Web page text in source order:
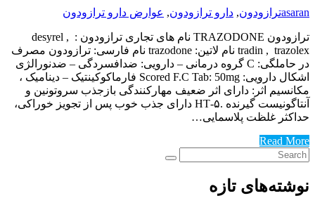
ترازودون,دارو ترازودون,عوارض دارو ترازودون
ترازودون TRAZODONE نام های تجاری ترازودون : desyrel ,
tradin , trazolex نام لاتین: trazodone نام فارسی: ترازودون مصرف
در حاملگی: C گروه درمانی – دارویی: ضدافسردگی – ضدنورالژی
اشکال دارویی: Scored F.C Tab: 50mg فارماکوکینتیک – دینامیک ،
اثر: دارای اثر ضعیف مهارکنندگی بازجذب سروتونین و
آنتاگونیست گیرنده .۵-HT دارای جذب خوب پس از تجویز خوراکی‌،
غلظت پلاسمایی…
Read
تازه